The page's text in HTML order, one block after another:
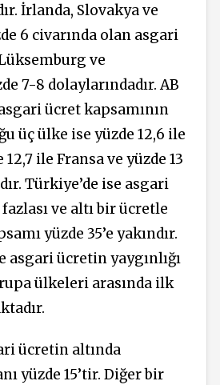
İrlanda, Slovakya ve
6 civarında olan asgari
ve
7-8 dolaylarındadır. AB
ücret kapsamının
üç ülke ise yüzde 12,6 ile
ile Fransa ve yüzde 13
Türkiye’de ise asgari
ve altı bir ücretle
yüzde 35’e yakındır.
asgari ücretin yaygınlığı
ülkeleri arasında ilk
ücretin altında
yüzde 15’tir. Diğer bir